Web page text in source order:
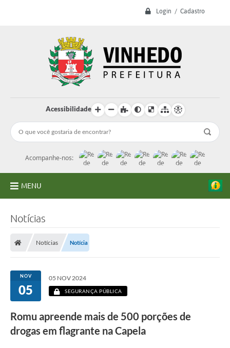
Login / Cadastro
Acessibilidade
Acompanhe-nos:
MENU
Licitações
Transparência
Concursos e Processos Seletivos
Inclusão e Acessibilidade
Notícias
Notícias Notícia
NOV
05
05 NOV 2024
SEGURANÇA PÚBLICA
Romu apreende mais de 500 porções de
drogas em flagrante na Capela